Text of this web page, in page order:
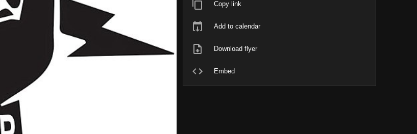
Copy link
Add to calendar
Download flyer
Embed